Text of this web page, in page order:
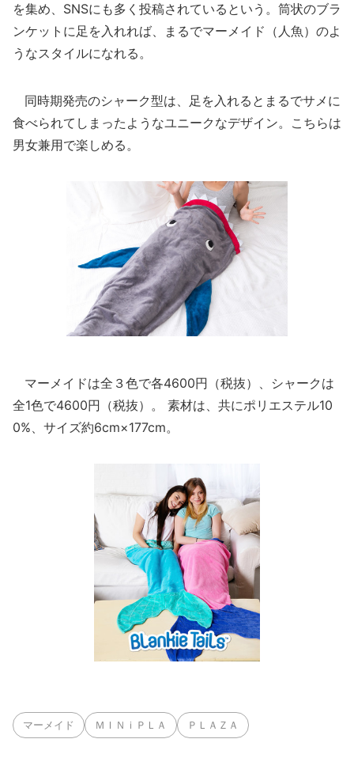
を集め、SNSにも多く投稿されているという。筒状のブラ
ンケットに足を入れれば、まるでマーメイド（人魚）のよ
うなスタイルになれる。
同時期発売のシャーク型は、足を入れるとまるでサメに
食べられてしまったようなユニークなデザイン。こちらは
男女兼用で楽しめる。
マーメイドは全３色で各4600円（税抜）、シャークは
全1色で4600円（税抜）。 素材は、共にポリエステル10
0%、サイズ約6cm×177cm。
マーメイド ＭＩＮｉＰＬＡ ＰＬＡＺＡ